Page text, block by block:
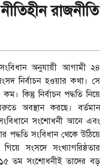
রাজনীতি
অনুযায়ী আগামী ২৪
নির্বাচন হওয়ার কথা। সে
কিন্তু নির্বাচন পদ্ধতি নিয়ে
অবস্থান করছে। বর্তমান
সংশোধনী আনে এবং
পদ্ধতি সংবিধান থেকে উঠিয়ে
সংসদে সংখ্যাগরিষ্ঠতার
তম সংশোধনীই তাদের বড়